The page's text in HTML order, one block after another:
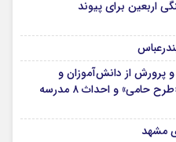
اربعین برای پیوند
پرورش از دانش‌آموزان و
خانواده‌های شهدای میناب/ اجرای «طرح حامی» و احداث ۸ مدرسه